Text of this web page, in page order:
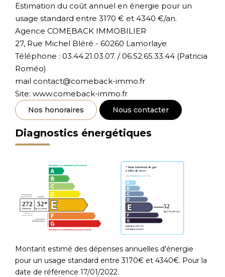
Estimation du coût annuel en énergie pour un
usage standard entre 3170 € et 4340 €/an.
Agence COMEBACK IMMOBILIER
27, Rue Michel Bléré - 60260 Lamorlaye
Téléphone : 03.44.21.03.07. / 06.52.65.33.44 (Patricia
Roméo)
mail contact@comeback-immo.fr
Site: www.comeback-immo.fr
Nos honoraires Nous contacter
Diagnostics énergétiques
Montant estimé des dépenses annuelles d'énergie
pour un usage standard entre 3170€ et 4340€. Pour la
date de référence 17/01/2022.